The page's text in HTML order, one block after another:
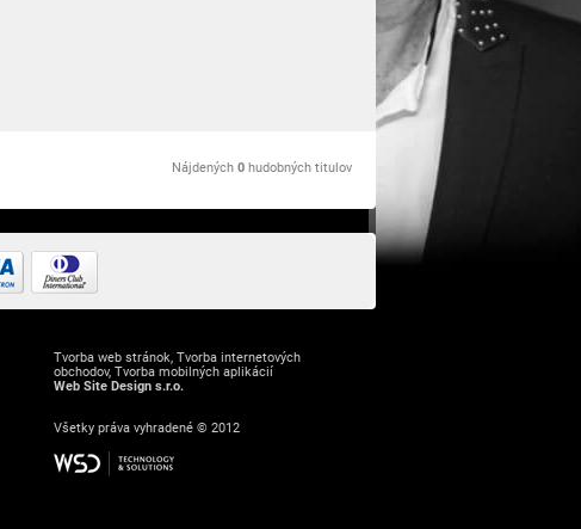
Nájdených 0 hudobných titulov
Tvorba web stránok, Tvorba internetových
obchodov, Tvorba mobilných aplikácií
Web Site Design s.r.o.
Všetky práva vyhradené © 2012